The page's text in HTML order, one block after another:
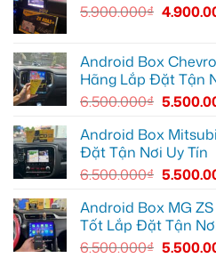
tiện
ích
nâng
Everest
tại
Thủ
Đức
cần
sáng
tốt
hơn
5.900.000₫
Android Box
Hãng Lắp Đặt Tận
6.500.000₫
Android Box
Đặt Tận Nơi Uy Tín
6.500.000₫
Android Box MG
Tốt Lắp Đặt Tận
6.500.000₫